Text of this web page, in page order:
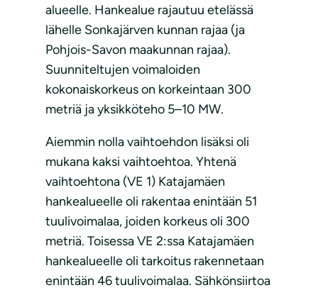
alueelle. Hankealue rajautuu etelässä
lähelle Sonkajärven kunnan rajaa (ja
Pohjois-Savon maakunnan rajaa).
Suunniteltujen voimaloiden
kokonaiskorkeus on korkeintaan 300
metriä ja yksikköteho 5–10 MW.
Aiemmin nolla vaihtoehdon lisäksi oli
mukana kaksi vaihtoehtoa. Yhtenä
vaihtoehtona (VE 1) Katajamäen
hankealueelle oli rakentaa enintään 51
tuulivoimalaa, joiden korkeus oli 300
metriä. Toisessa VE 2:ssa Katajamäen
hankealueelle oli tarkoitus rakennetaan
enintään 46 tuulivoimalaa. Sähkönsiirtoa